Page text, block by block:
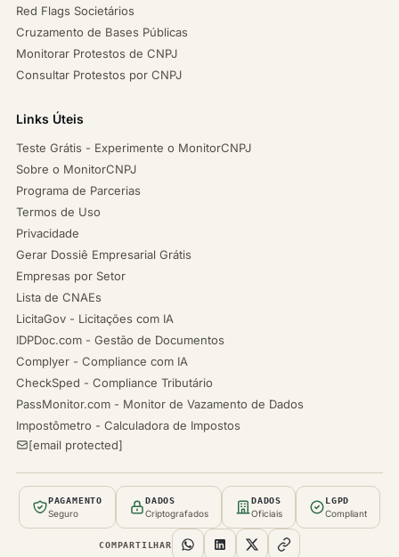
Red Flags Societários
Cruzamento de Bases Públicas
Monitorar Protestos de CNPJ
Consultar Protestos por CNPJ
Links Úteis
Teste Grátis - Experimente o MonitorCNPJ
Sobre o MonitorCNPJ
Programa de Parcerias
Termos de Uso
Privacidade
Gerar Dossiê Empresarial Grátis
Empresas por Setor
Lista de CNAEs
LicitaGov - Licitações com IA
IDPDoc.com - Gestão de Documentos
Complyer - Compliance com IA
CheckSped - Compliance Tributário
PassMonitor.com - Monitor de Vazamento de Dados
Impostômetro - Calculadora de Impostos
[email protected]
PAGAMENTO
Seguro
DADOS
Criptografados
DADOS
Oficiais
LGPD
Compliant
COMPARTILHAR